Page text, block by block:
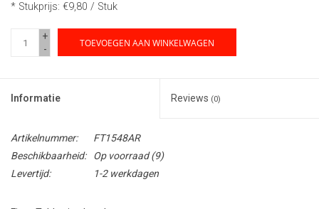
* Stukprijs: €9,80 / Stuk
+
-
TOEVOEGEN AAN WINKELWAGEN
Informatie Reviews (0)
Artikelnummer:
FT1548AR
Beschikbaarheid:
Op voorraad(9)
Levertijd:
1-2 werkdagen